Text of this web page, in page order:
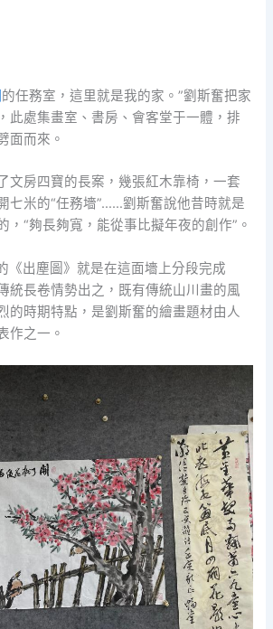
的任務室，這里就是我的家。”劉斯奮把家
此處集畫室、書房、會客堂于一體，排
面而來。
文房四寶的長案，幾張紅木靠椅，一套
七米的“任務墻”……劉斯奮說他昔時就是
，“夠長夠寬，能從事比擬年夜的創作”。
《出塵圖》就是在這面墻上分段完成
統長卷情勢出之，既有傳統山川畫的風
的時期特點，是劉斯奮的繪畫題材由人
作之一。